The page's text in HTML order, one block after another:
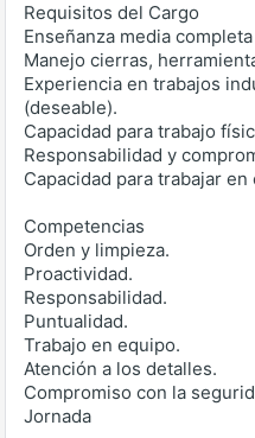
Requisitos del Cargo
Enseñanza media
Manejo cierras,
Experiencia en trabajos
(deseable).
Capacidad para trabajo
Responsabilidad y
Capacidad para trabajar en
Competencias
Orden y limpieza.
Proactividad.
Responsabilidad.
Puntualidad.
Trabajo en equipo.
Atención a los detalles.
Compromiso con la
Jornada